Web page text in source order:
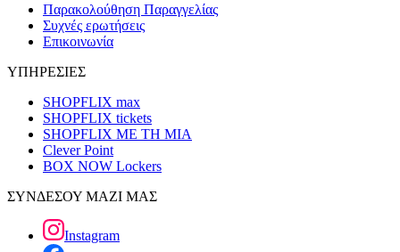
Παρακολούθηση Παραγγελίας
Συχνές ερωτήσεις
Επικοινωνία
ΥΠΗΡΕΣΙΕΣ
SHOPFLIX max
SHOPFLIX tickets
SHOPFLIX ΜΕ ΤΗ ΜΙΑ
Clever Point
BOX NOW Lockers
ΣΥΝΔΕΣΟΥ ΜΑΖΙ ΜΑΣ
Instagram